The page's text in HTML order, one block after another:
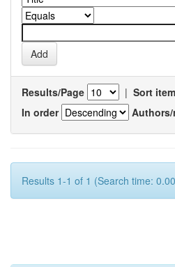
Results/Page | Sort
In order
Results 1-1 of 1 (Search time: